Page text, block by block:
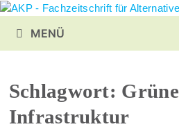
Zurück
Inhalt
MENÜ
Schlagwort: Grüne
Infrastruktur